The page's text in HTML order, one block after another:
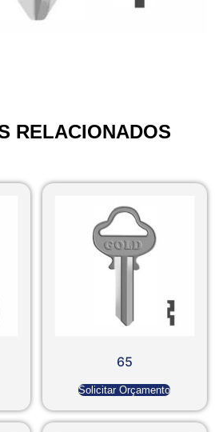
RELACIONADOS
65
Solicitar Orçamento